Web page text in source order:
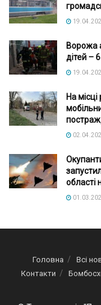
Ворожа
дітей –
На місці
області
Головна Всі
Контакти